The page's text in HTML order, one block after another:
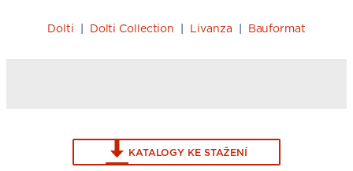
Dolti | Dolti Collection | Livanza | Bauformat
KATALOGY KE STAŽENÍ